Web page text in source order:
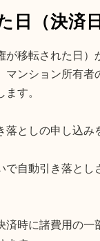
日（決済
移転された日）
マンション所有
す。
落としの申し込
で自動引き落と
済時に諸費用の